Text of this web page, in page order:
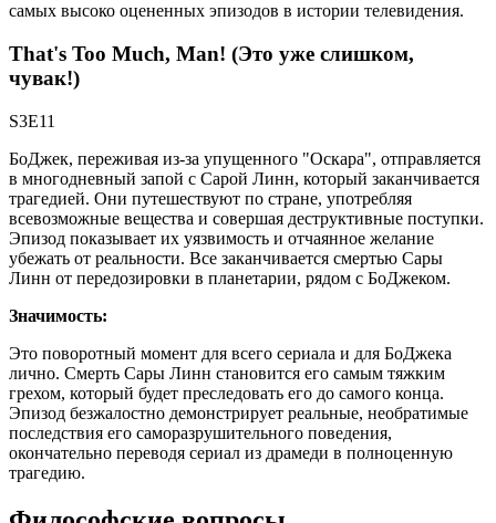
самых высоко оцененных эпизодов в истории телевидения.
That's Too Much, Man! (Это уже слишком,
чувак!)
S3E11
БоДжек, переживая из-за упущенного "Оскара", отправляется
в многодневный запой с Сарой Линн, который заканчивается
трагедией. Они путешествуют по стране, употребляя
всевозможные вещества и совершая деструктивные поступки.
Эпизод показывает их уязвимость и отчаянное желание
убежать от реальности. Все заканчивается смертью Сары
Линн от передозировки в планетарии, рядом с БоДжеком.
Значимость:
Это поворотный момент для всего сериала и для БоДжека
лично. Смерть Сары Линн становится его самым тяжким
грехом, который будет преследовать его до самого конца.
Эпизод безжалостно демонстрирует реальные, необратимые
последствия его саморазрушительного поведения,
окончательно переводя сериал из драмеди в полноценную
трагедию.